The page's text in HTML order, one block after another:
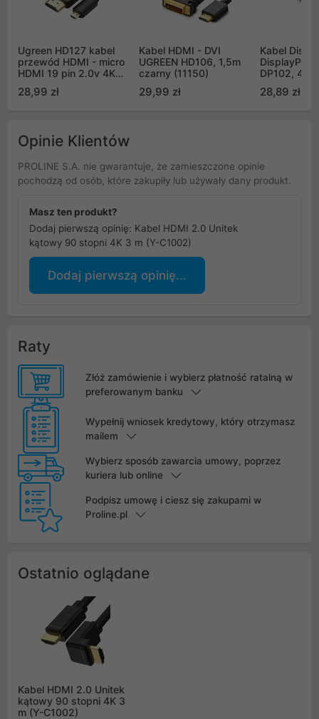
Ugreen HD127 kabel
przewód HDMI - micro
HDMI 19 pin 2.0v 4K
czarny (30104)
28,99 zł
Kabel HDMI - DVI
UGREEN HD106, 1,5m
czarny (11150)
29,99 zł
Kabel
DisplayPort
DP102, 4K,
28,89 zł
Opinie Klientów
PROLINE S.A. nie gwarantuje, że zamieszczone opinie
pochodzą od osób, które zakupiły lub używały dany produkt.
Masz ten produkt?
Dodaj pierwszą opinię: Kabel HDMI 2.0 Unitek
kątowy 90 stopni 4K 3 m (Y-C1002)
Dodaj pierwszą opinię...
Raty
Złóż zamówienie i wybierz płatność ratalną w
preferowanym banku
Wypełnij wniosek kredytowy, który otrzymasz
mailem
Wybierz sposób zawarcia umowy, poprzez
kuriera lub online
Podpisz umowę i ciesz się zakupami w
Proline.pl
Ostatnio oglądane
Kabel HDMI 2.0 Unitek
kątowy 90 stopni 4K 3
m (Y-C1002)